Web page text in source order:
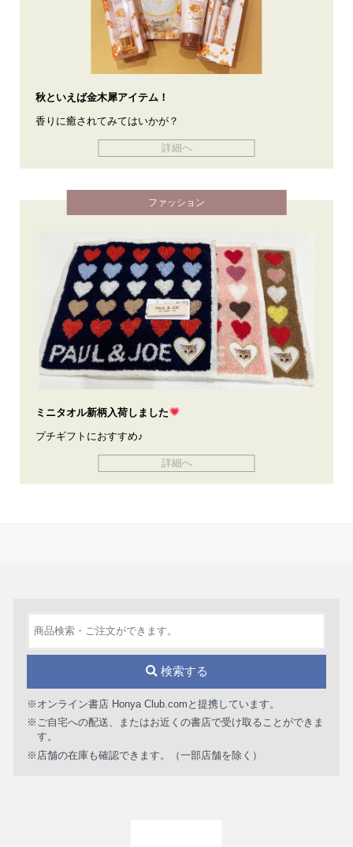
秋といえば金木犀アイテム！
香りに癒されてみてはいかが？
詳細へ
ファッション
ミニタオル新柄入荷しました
プチギフトにおすすめ♪
詳細へ
検索する
※オンライン書店 Honya Club.comと提携しています。
※ご自宅への配送、またはお近くの書店で受け取ることができま
す。
※店舗の在庫も確認できます。（一部店舗を除く）